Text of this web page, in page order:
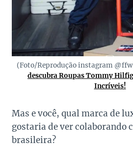
(Foto/Reprodução instagram
descubra Roupas Tommy
Incríveis!
Mas e você, qual marca de
gostaria de ver colaborando
brasileira?